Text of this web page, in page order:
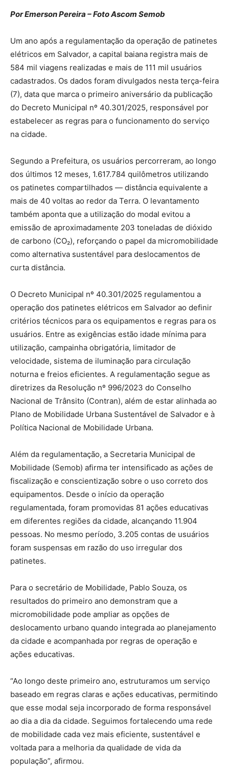
Por Emerson Pereira – Foto Ascom Semob
Um ano após a regulamentação da operação de patinetes
elétricos em Salvador, a capital baiana registra mais de
584 mil viagens realizadas e mais de 111 mil usuários
cadastrados. Os dados foram divulgados nesta terça-feira
(7), data que marca o primeiro aniversário da publicação
do Decreto Municipal nº 40.301/2025, responsável por
estabelecer as regras para o funcionamento do serviço
na cidade.
Segundo a Prefeitura, os usuários percorreram, ao longo
dos últimos 12 meses, 1.617.784 quilômetros utilizando
os patinetes compartilhados — distância equivalente a
mais de 40 voltas ao redor da Terra. O levantamento
também aponta que a utilização do modal evitou a
emissão de aproximadamente 203 toneladas de dióxido
de carbono (CO₂), reforçando o papel da micromobilidade
como alternativa sustentável para deslocamentos de
curta distância.
O Decreto Municipal nº 40.301/2025 regulamentou a
operação dos patinetes elétricos em Salvador ao definir
critérios técnicos para os equipamentos e regras para os
usuários. Entre as exigências estão idade mínima para
utilização, campainha obrigatória, limitador de
velocidade, sistema de iluminação para circulação
noturna e freios eficientes. A regulamentação segue as
diretrizes da Resolução nº 996/2023 do Conselho
Nacional de Trânsito (Contran), além de estar alinhada ao
Plano de Mobilidade Urbana Sustentável de Salvador e à
Política Nacional de Mobilidade Urbana.
Além da regulamentação, a Secretaria Municipal de
Mobilidade (Semob) afirma ter intensificado as ações de
fiscalização e conscientização sobre o uso correto dos
equipamentos. Desde o início da operação
regulamentada, foram promovidas 81 ações educativas
em diferentes regiões da cidade, alcançando 11.904
pessoas. No mesmo período, 3.205 contas de usuários
foram suspensas em razão do uso irregular dos
patinetes.
Para o secretário de Mobilidade, Pablo Souza, os
resultados do primeiro ano demonstram que a
micromobilidade pode ampliar as opções de
deslocamento urbano quando integrada ao planejamento
da cidade e acompanhada por regras de operação e
ações educativas.
“Ao longo deste primeiro ano, estruturamos um serviço
baseado em regras claras e ações educativas, permitindo
que esse modal seja incorporado de forma responsável
ao dia a dia da cidade. Seguimos fortalecendo uma rede
de mobilidade cada vez mais eficiente, sustentável e
voltada para a melhoria da qualidade de vida da
população”, afirmou.